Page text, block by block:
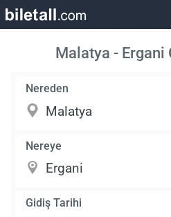
Malatya - Ergani
Nereden
Nereye
Gidiş Tarihi